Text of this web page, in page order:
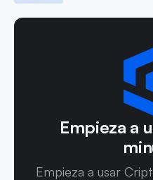
Empieza a
Empieza a usar